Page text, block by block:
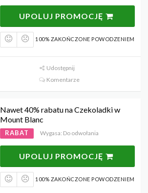
UPOLUJ PROMOCJĘ
100% ZAKOŃCZONE POWODZENIEM
Udostępnij
Komentarze
Nawet 40% rabatu na Czekoladki w
Mount Blanc
RABAT Wygasa: Do odwołania
UPOLUJ PROMOCJĘ
100% ZAKOŃCZONE POWODZENIEM